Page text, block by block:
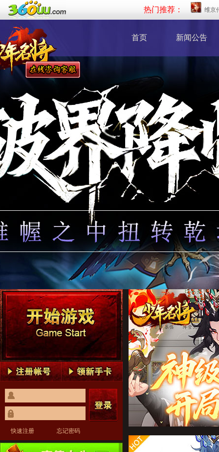
热门推荐： 维京
首页 新闻公告
快速注册 忘记密码
少年名将1
少年名将1
少年名将2
少年名将2
少年名将3
少年名将3
少年名将4
少年名将4
少年名将5
少年名将5